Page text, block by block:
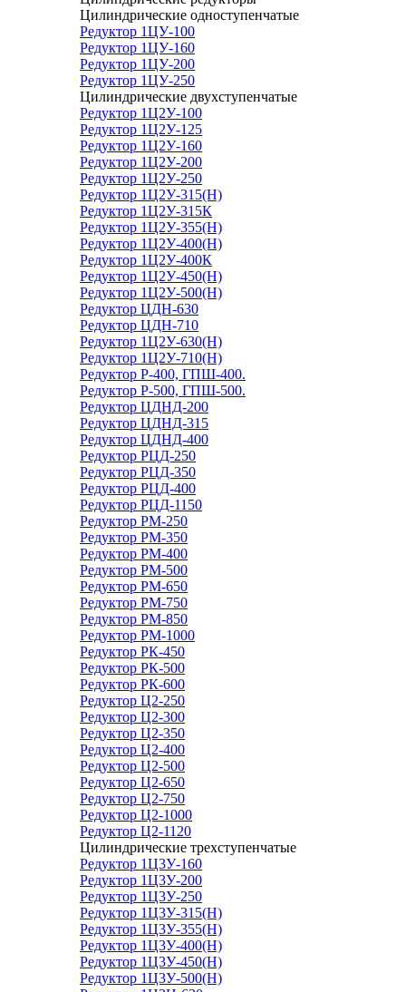
Цилиндрические одноступенчатые
Редуктор 1ЦУ-100
Редуктор 1ЦУ-160
Редуктор 1ЦУ-200
Редуктор 1ЦУ-250
Цилиндрические двухступенчатые
Редуктор 1Ц2У-100
Редуктор 1Ц2У-125
Редуктор 1Ц2У-160
Редуктор 1Ц2У-200
Редуктор 1Ц2У-250
Редуктор 1Ц2У-315(Н)
Редуктор 1Ц2У-315К
Редуктор 1Ц2У-355(Н)
Редуктор 1Ц2У-400(Н)
Редуктор 1Ц2У-400К
Редуктор 1Ц2У-450(Н)
Редуктор 1Ц2У-500(Н)
Редуктор ЦДН-630
Редуктор ЦДН-710
Редуктор 1Ц2У-630(Н)
Редуктор 1Ц2У-710(Н)
Редуктор Р-400, ГПШ-400.
Редуктор Р-500, ГПШ-500.
Редуктор ЦДНД-200
Редуктор ЦДНД-315
Редуктор ЦДНД-400
Редуктор РЦД-250
Редуктор РЦД-350
Редуктор РЦД-400
Редуктор РЦД-1150
Редуктор РМ-250
Редуктор РМ-350
Редуктор РМ-400
Редуктор РМ-500
Редуктор РМ-650
Редуктор РМ-750
Редуктор РМ-850
Редуктор РМ-1000
Редуктор РК-450
Редуктор РК-500
Редуктор РК-600
Редуктор Ц2-250
Редуктор Ц2-300
Редуктор Ц2-350
Редуктор Ц2-400
Редуктор Ц2-500
Редуктор Ц2-650
Редуктор Ц2-750
Редуктор Ц2-1000
Редуктор Ц2-1120
Цилиндрические трехступенчатые
Редуктор 1Ц3У-160
Редуктор 1Ц3У-200
Редуктор 1Ц3У-250
Редуктор 1Ц3У-315(Н)
Редуктор 1Ц3У-355(Н)
Редуктор 1Ц3У-400(Н)
Редуктор 1Ц3У-450(Н)
Редуктор 1Ц3У-500(Н)